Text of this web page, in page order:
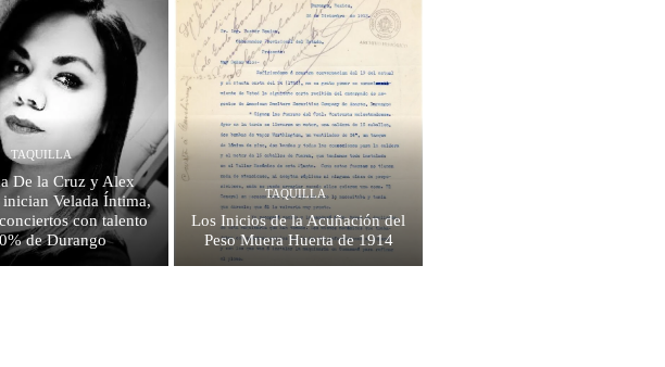
TAQUILLA
De la Cruz y Alex
Velada Íntima,
con talento
de Durango
TAQUILLA
Los Inicios de la Acuñación del
Peso Muera Huerta de 1914